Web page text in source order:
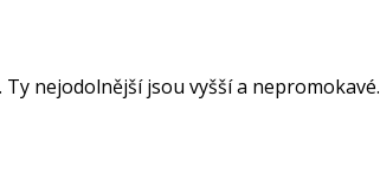
nejodolnější jsou vyšší a nepromokavé.